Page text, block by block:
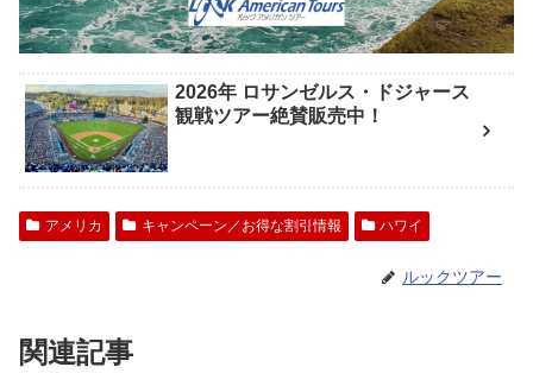
2026年 ロサンゼルス・ドジャース
観戦ツアー絶賛販売中！
アメリカ キャンペーン／お得な割引情報 ハワイ
ルックツアー
関連記事